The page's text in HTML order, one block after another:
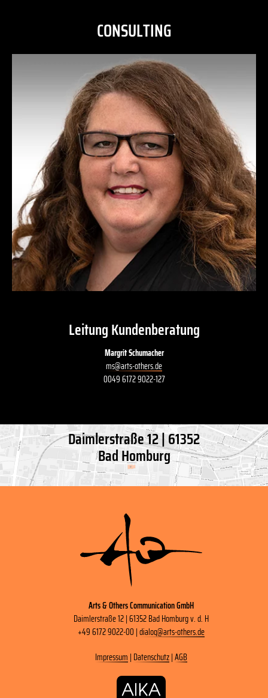
CONSULTING
Leitung Kundenberatung
Margrit Schumacher
ms@arts-others.de
0049 6172 9022-127
Daimlerstraße 12 | 61352
Bad Homburg
Arts & Others Communication GmbH
Daimlerstraße 12 | 61352 Bad Homburg v. d. H
+49 6172 9022-00 |dialog@arts-others.de
Impressum | Datenschutz|AGB